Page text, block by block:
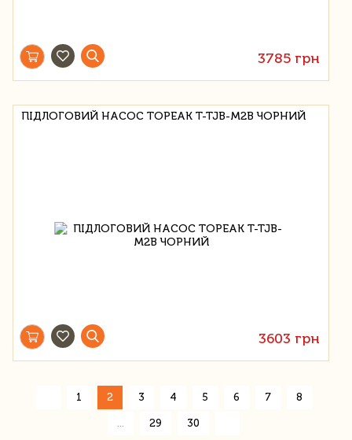
3785 грн
ПІДЛОГОВИЙ НАСОС TOPEAK T-TJB-M2B ЧОРНИЙ
3603 грн
1 2 3 4 5 6 7 8
29 30